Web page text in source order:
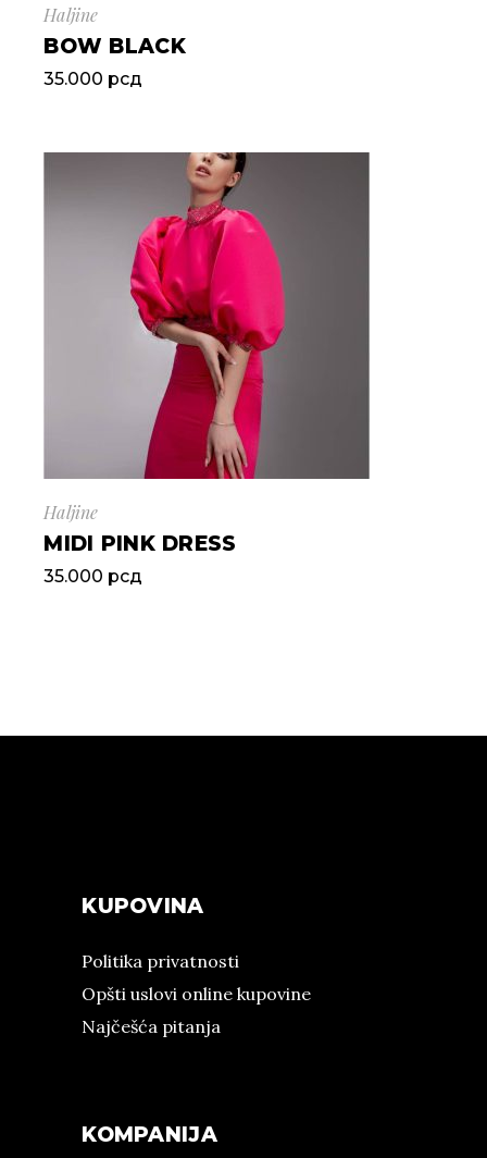
Haljine
BOW BLACK
35.000 рсд
Haljine
MIDI PINK DRESS
35.000 рсд
KUPOVINA
Politika privatnosti
Opšti uslovi online kupovine
Najčešća pitanja
KOMPANIJA